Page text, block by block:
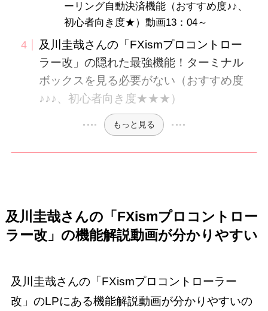
ーリング自動決済機能（おすすめ度♪♪、
初心者向き度★）動画13：04～
及川圭哉さんの「FXismプロコントロー
ラー改」の隠れた最強機能！ターミナル
ボックスを見る必要がない（おすすめ度
♪♪♪、初心者向き度★★★）
もっと見る
及川圭哉さんの「FXismプロコントロー
ラー改」の機能解説動画が分かりやすい
及川圭哉さんの「FXismプロコントローラー
改」のLPにある機能解説動画が分かりやすいの